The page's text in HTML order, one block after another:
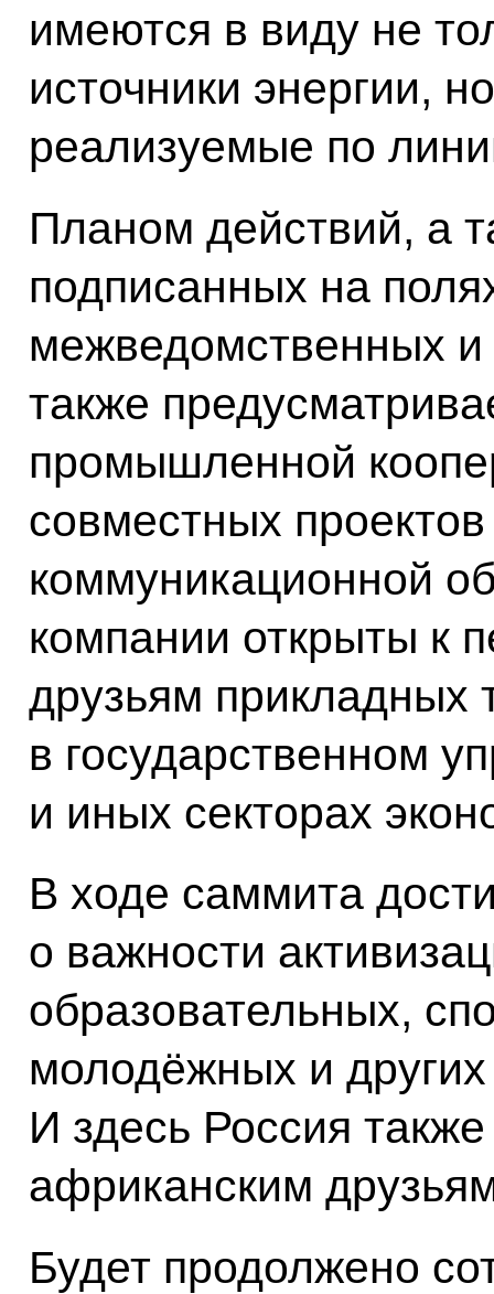
имеются в виду не
источники энергии,
реализуемые по
Планом действий, а
подписанных на
межведомственных и
также
промышленной
совместных
коммуникационной
компании открыты к
друзьям прикладных
в государственном
и иных секторах
В ходе саммита
о важности
образовательных,
молодёжных и
И здесь Россия
африканским
Будет продолжено